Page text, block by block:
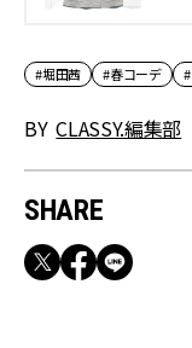
#堀田茜 #春コーデ
BY CLASSY.編集部
SHARE